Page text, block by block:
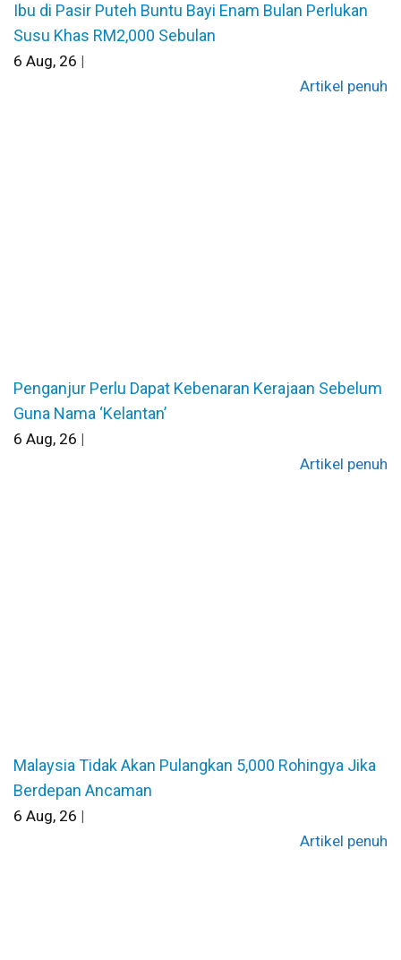
Ibu di Pasir Puteh Buntu Bayi Enam Bulan Perlukan
Susu Khas RM2,000 Sebulan
6 Aug, 26 |
Artikel penuh
Penganjur Perlu Dapat Kebenaran Kerajaan Sebelum
Guna Nama ‘Kelantan’
6 Aug, 26 |
Artikel penuh
Malaysia Tidak Akan Pulangkan 5,000 Rohingya Jika
Berdepan Ancaman
6 Aug, 26 |
Artikel penuh